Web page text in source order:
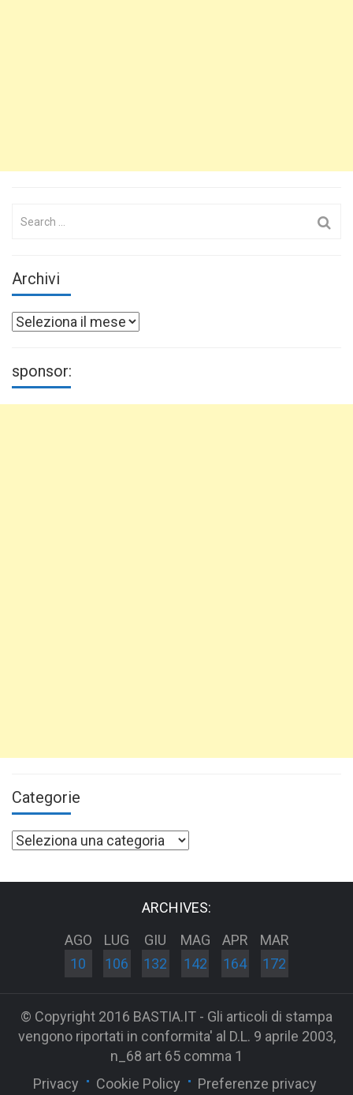
Archivi
Archivi
sponsor:
Categorie
Categorie
ARCHIVES:
AGO
10
LUG
106
GIU
132
MAG
142
APR
164
MAR
172
© Copyright 2016 BASTIA.IT - Gli articoli di stampa
vengono riportati in conformita' al D.L. 9 aprile 2003,
n_68 art 65 comma 1
Privacy
Cookie Policy Preferenze privacy